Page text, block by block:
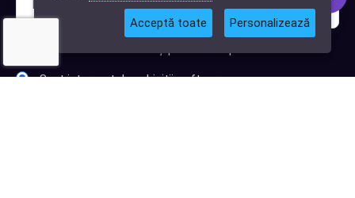
Sunt interesat de achiziții software
Acceptă toate Personalizează